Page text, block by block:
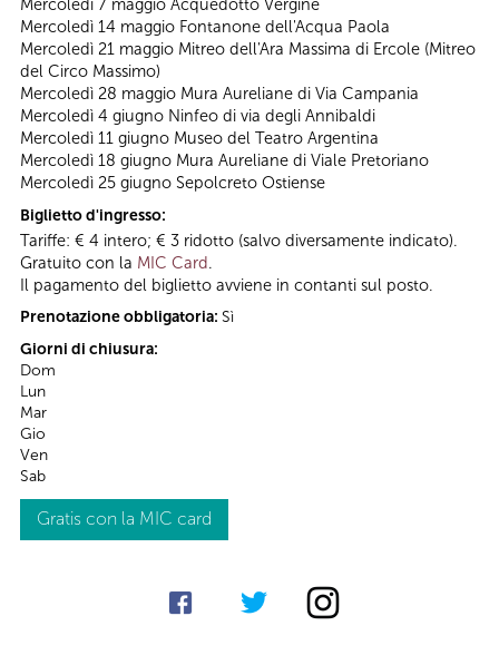
Mercoledì 7 maggio Acquedotto Vergine
Mercoledì 14 maggio Fontanone dell'Acqua Paola
Mercoledì 21 maggio Mitreo dell'Ara Massima di Ercole (Mitreo
del Circo Massimo)
Mercoledì 28 maggio Mura Aureliane di Via Campania
Mercoledì 4 giugno Ninfeo di via degli Annibaldi
Mercoledì 11 giugno Museo del Teatro Argentina
Mercoledì 18 giugno Mura Aureliane di Viale Pretoriano
Mercoledì 25 giugno Sepolcreto Ostiense
Biglietto d'ingresso:
Tariffe: € 4 intero; € 3 ridotto (salvo diversamente indicato).
Gratuito con la MIC Card.
Il pagamento del biglietto avviene in contanti sul posto.
Prenotazione obbligatoria: Sì
Giorni di chiusura:
Dom
Lun
Mar
Gio
Ven
Sab
Gratis con la MIC card